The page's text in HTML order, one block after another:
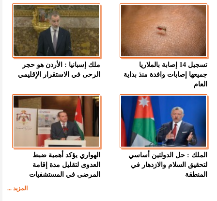
تسجيل 14 إصابة بالملاريا
جميعها إصابات وافدة منذ بداية
العام
ملك إسبانيا : الأردن هو حجر
الرحى في الاستقرار الإقليمي
الملك : حل الدولتين أساسي
لتحقيق السلام والازدهار في
المنطقة
الهواري يؤكد أهمية ضبط
العدوى لتقليل مدة إقامة
المرضى في المستشفيات
المزيد ...